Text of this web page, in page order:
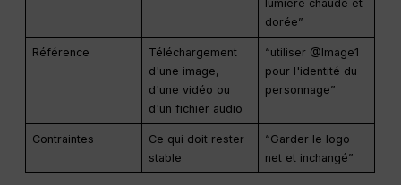
lumière chaude et
dorée”
Référence
Téléchargement
d'une image,
d'une vidéo ou
d'un fichier audio
“utiliser @Image1
pour l'identité du
personnage”
Contraintes
Ce qui doit rester
stable
“Garder le logo
net et inchangé”